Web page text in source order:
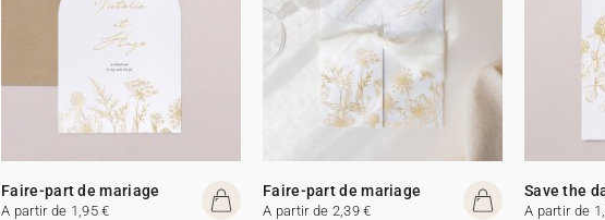
Faire-part de mariage
A partir de 1,95 €
Faire-part de mariage
A partir de 2,39 €
Save the
A partir de